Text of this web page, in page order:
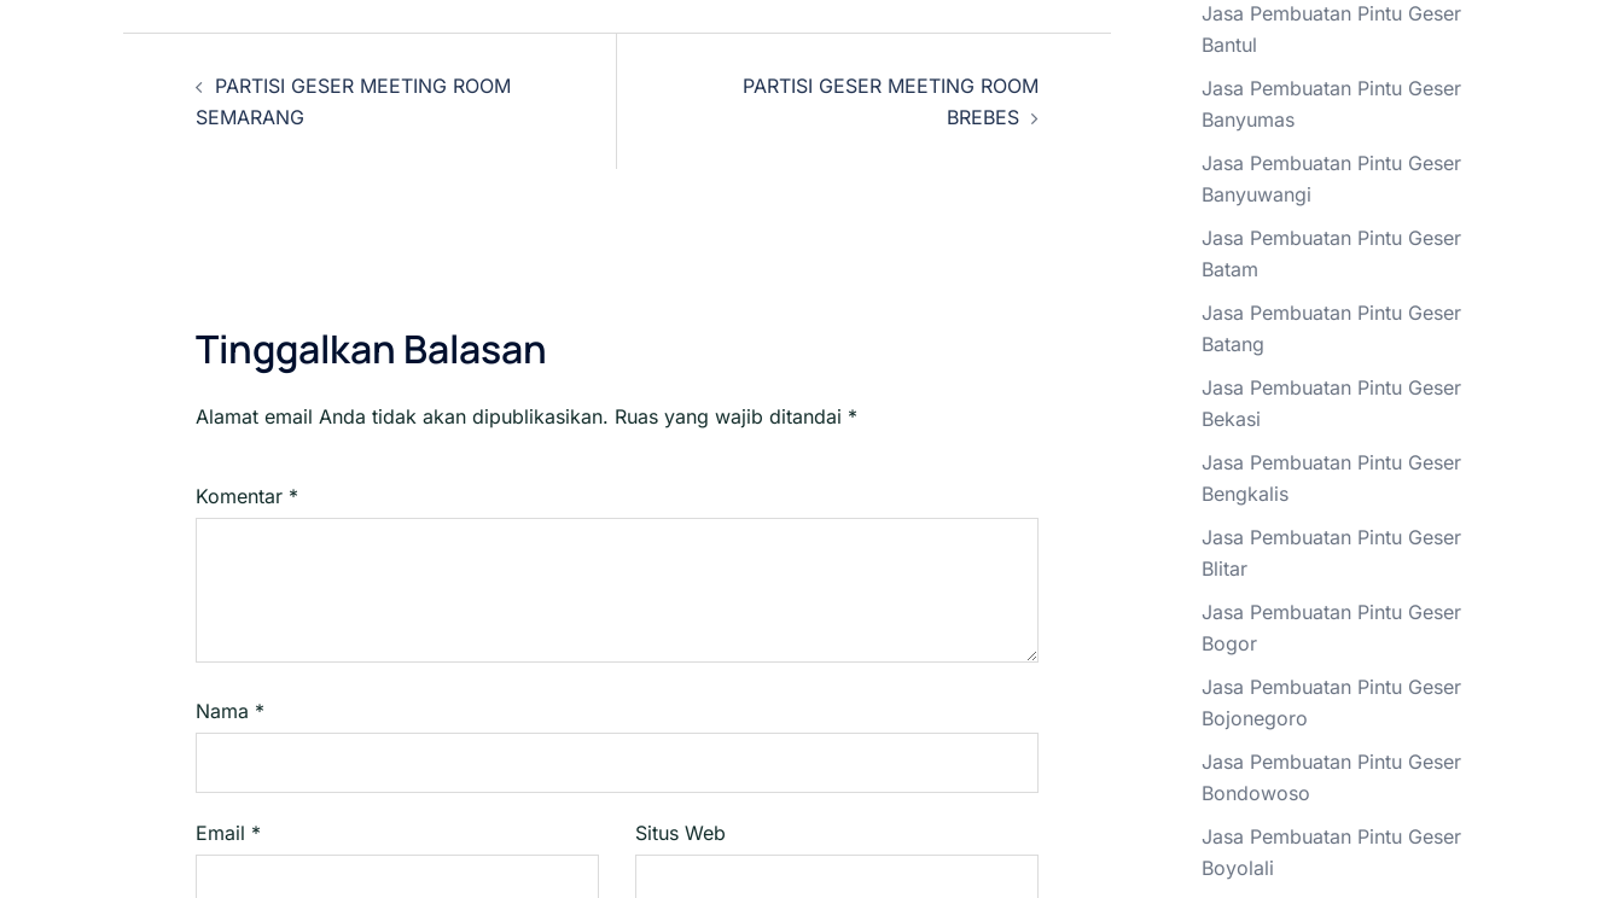
Navigasi
Tulisan
PARTISI GESER MEETING ROOM
SEMARANG
PARTISI GESER MEETING ROOM
BREBES
Tinggalkan Balasan
Alamat email Anda tidak akan dipublikasikan. Ruas yang wajib ditandai *
Komentar *
Nama *
Email * Situs Web
Jasa Pembuatan Pintu Geser
Bantul
Jasa Pembuatan Pintu Geser
Banyumas
Jasa Pembuatan Pintu Geser
Banyuwangi
Jasa Pembuatan Pintu Geser
Batam
Jasa Pembuatan Pintu Geser
Batang
Jasa Pembuatan Pintu Geser
Bekasi
Jasa Pembuatan Pintu Geser
Bengkalis
Jasa Pembuatan Pintu Geser
Blitar
Jasa Pembuatan Pintu Geser
Bogor
Jasa Pembuatan Pintu Geser
Bojonegoro
Jasa Pembuatan Pintu Geser
Bondowoso
Jasa Pembuatan Pintu Geser
Boyolali